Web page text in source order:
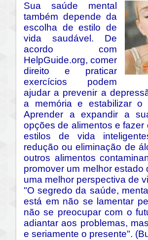
Sua saúde mental
também depende da
escolha de estilo de
vida saudável. De
acordo com
HelpGuide.org, comer
direito e praticar
exercícios podem
ajudar a prevenir a
a memória e estabilizar o
Aprender a expandir a
opções de alimentos e fazer
estilos de vida
redução ou eliminação de
outros alimentos
promover um melhor estado
uma melhor perspectiva de
"O segredo da saúde,
está em não se lamentar
não se preocupar com o
adiantar aos problemas,
e seriamente o presente".